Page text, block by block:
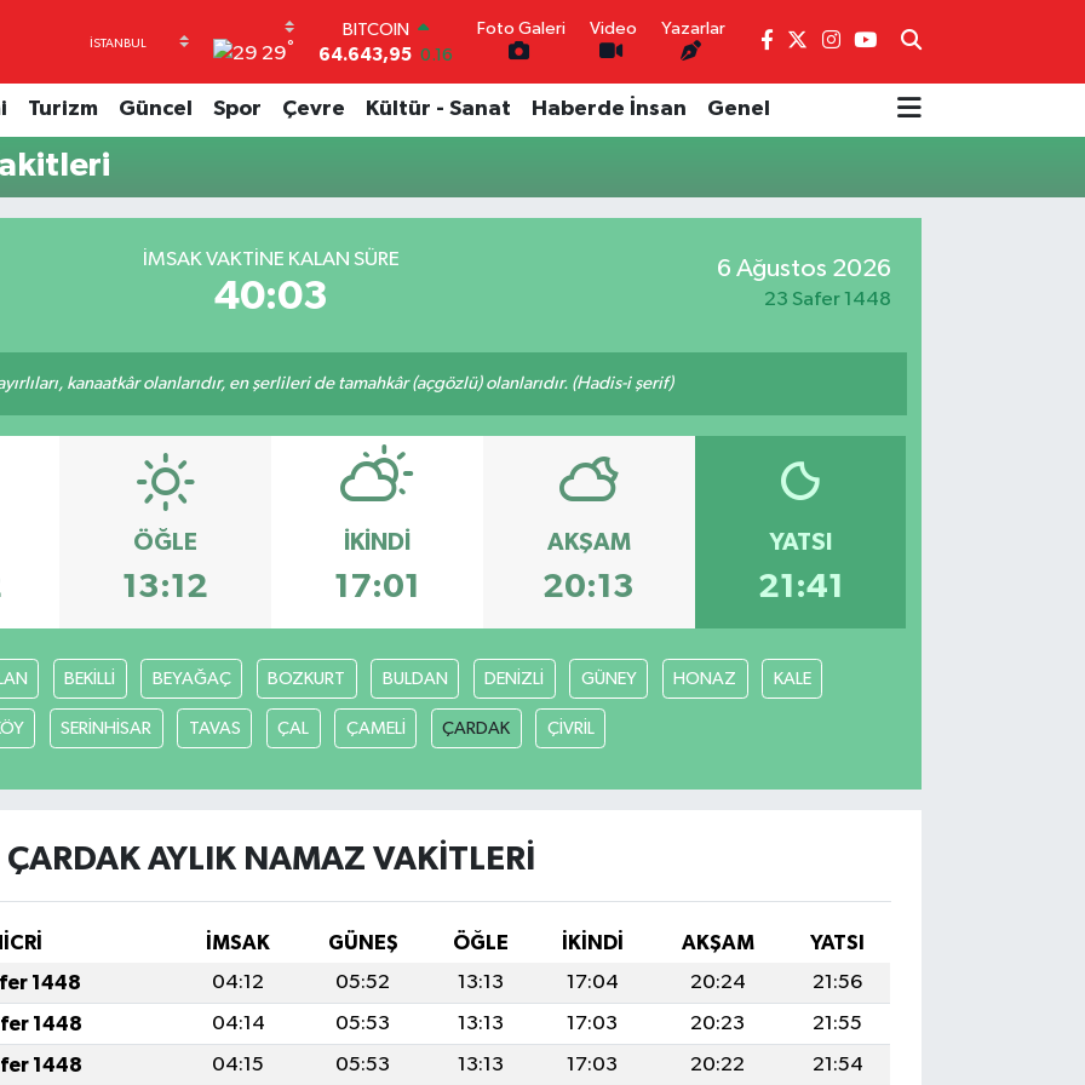
29°
64.643,95
EURO
64,2398 0.2
GRAM ALTIN
6500.87
Foto Galeri Video Yazarlar
Turizm Güncel Spor Çevre Kültür - Sanat Haberde İnsan Genel
İMSAK VAKTINE KALAN SÜRE
40:02
6 Ağustos 2026
23 Safer 1448
kanaatkâr olanlarıdır, en şerlileri de tamahkâr (açgözlü) olanlarıdır. (Hadis-i şerif)
ÖĞLE
13:12
İKINDI
17:01
AKŞAM
20:13
YATSI
21:41
BEKİLLİ BEYAĞAÇ BOZKURT BULDAN DENİZLİ GÜNEY HONAZ KALE
SERİNHİSAR TAVAS ÇAL ÇAMELİ ÇARDAK ÇİVRİL
ÇARDAK AYLIK NAMAZ VAKITLERI
İMSAK GÜNEŞ ÖĞLE İKINDI AKŞAM
YATSI
1448 04:12 05:52 13:13 17:04 20:24
21:56
1448 04:14 05:53 13:13 17:03 20:23
21:55
1448 04:15 05:53 13:13 17:03 20:22
21:54